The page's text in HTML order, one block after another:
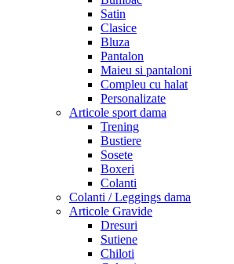
Satin
Clasice
Bluza
Pantalon
Maieu si pantaloni
Compleu cu halat
Personalizate
Articole sport dama
Trening
Bustiere
Sosete
Boxeri
Colanti
Colanti / Leggings dama
Articole Gravide
Dresuri
Sutiene
Chiloti